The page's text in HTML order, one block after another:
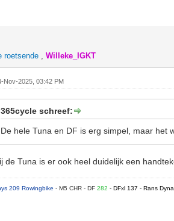
roetsende ,Willeke_IGKT
Nov-2025, 03:42 PM
365cycle schreef:
De hele Tuna en DF is erg simpel, maar
de Tuna is er ook heel duidelijk een
209 Rowingbike- M5 CHR - DF282- DFxl 137 - Rans